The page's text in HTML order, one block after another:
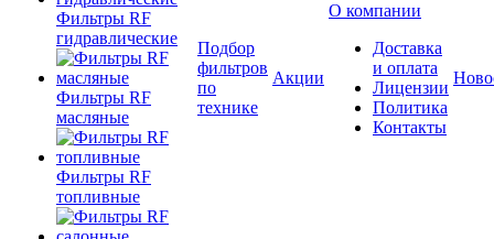
Фильтры RF
гидравлические
Фильтры RF
масляные
Фильтры RF
топливные
Подбор
фильтров
по
технике
Акции
О компании
Доставка
и оплата
Лицензии
Политика
Контакты